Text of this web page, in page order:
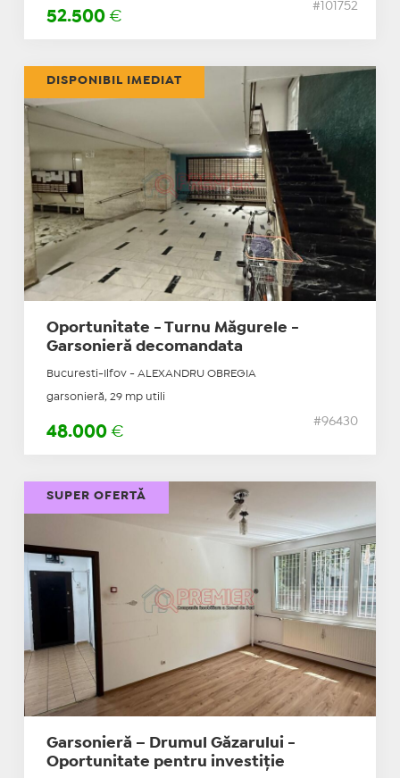
52.500 €
#101752
Oportunitate - Turnu Măgurele -
Garsonieră decomandata
Bucuresti-Ilfov - ALEXANDRU OBREGIA
garsonieră, 29 mp utili
48.000 €
#96430
DISPONIBIL IMEDIAT
Garsonieră – Drumul Găzarului -
Oportunitate pentru investiție
SUPER OFERTĂ